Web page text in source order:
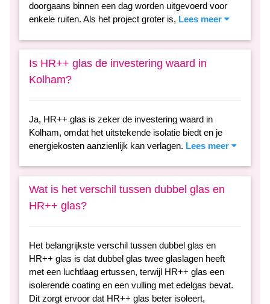
doorgaans binnen een dag worden uitgevoerd voor
enkele ruiten. Als het project groter is, Lees meer
Is HR++ glas de investering waard in
Kolham?
Ja, HR++ glas is zeker de investering waard in
Kolham, omdat het uitstekende isolatie biedt en je
energiekosten aanzienlijk kan verlagen. Lees meer
Wat is het verschil tussen dubbel glas en
HR++ glas?
Het belangrijkste verschil tussen dubbel glas en
HR++ glas is dat dubbel glas twee glaslagen heeft
met een luchtlaag ertussen, terwijl HR++ glas een
isolerende coating en een vulling met edelgas bevat.
Dit zorgt ervoor dat HR++ glas beter isoleert,